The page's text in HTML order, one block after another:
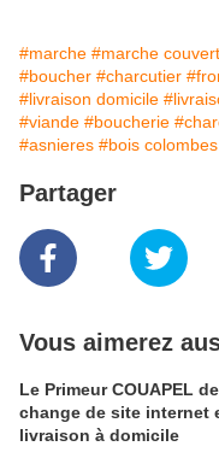
#marche #marche couvert
#boucher #charcutier
#livraison domicile
#viande #boucherie
#asnieres #bois colombes
Partager
Vous aimerez
Le Primeur COUAPEL
change de site internet
livraison à domicile